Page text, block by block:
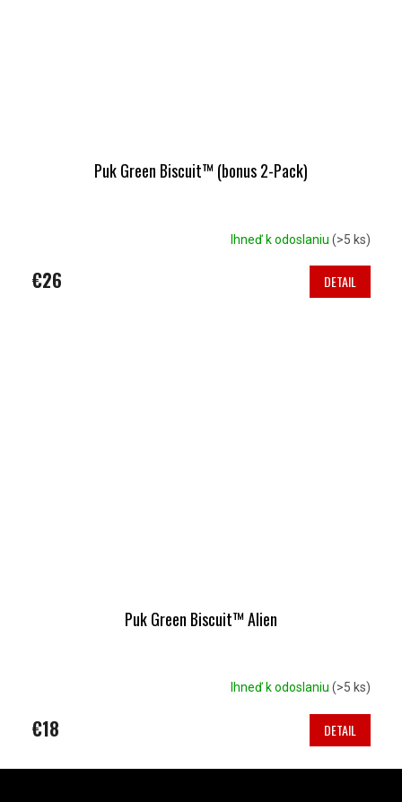
Puk Green Biscuit™ (bonus 2-Pack)
Ihneď k odoslaniu (>5 ks)
€26 DETAIL
Puk Green Biscuit™ Alien
Ihneď k odoslaniu (>5 ks)
€18 DETAIL
Z